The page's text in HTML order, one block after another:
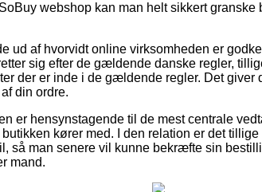
webshop kan man helt sikkert
ud af hvorvidt online virksomheden er
sig efter de gældende danske regler,
der er inde i de gældende regler. Det giver
din ordre.
er hensynstagende til de mest centrale
kører med. I den relation er det
så man senere vil kunne bekræfte sin
mand.